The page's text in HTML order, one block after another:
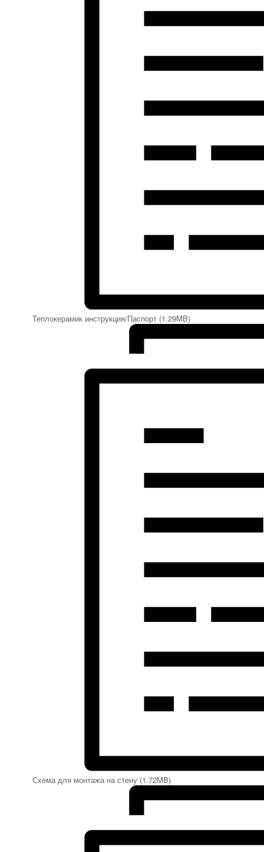
Теплокерамик инструкция/Паспорт (1.29MB)
Схема для монтажа на стену (1.72MB)